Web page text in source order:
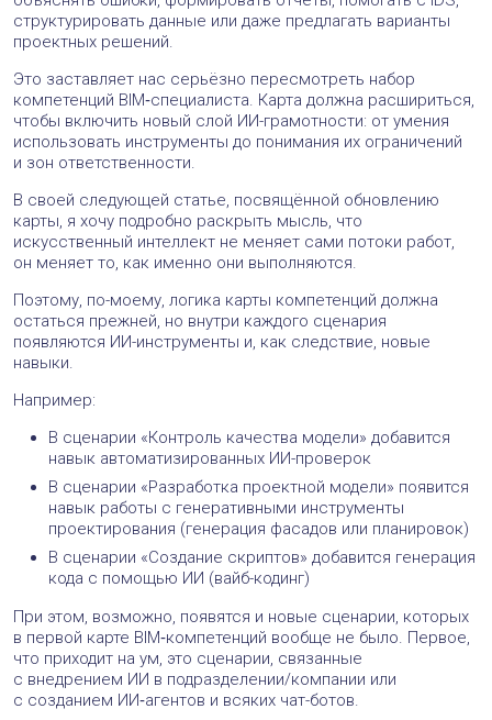
Алла Землянская
16 декабря 2025 в 17:06
+2
Игорь, почему именно генеративного?
Ответить
17 декабря 2025 в 10:46
Эта карта — рабочий инструмент как специалиста, который
ищет свой трек, так и управленца, кто собирает команду
для решения бизнес-задач. Кроме добавления ИИ навков,
возможно, ей пора обзавестись собственным ИИ агентом
и выдавать рекомендации)
Ответить
Алла Землянская
21 декабря 2025 в 20:20